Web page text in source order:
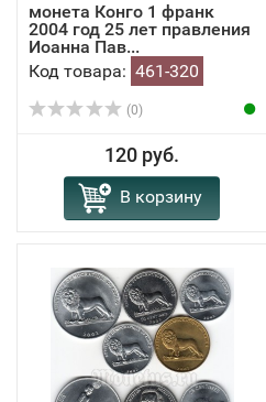
монета Конго 1 франк
2004 год 25 лет правления
Иоанна Пав...
Код товара: 461-320
(0)
120 руб.
В корзину